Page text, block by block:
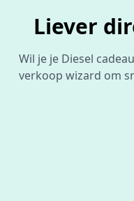
Liever
Wil je je Diesel
verkoop wizard om